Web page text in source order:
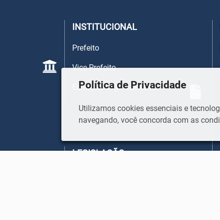
INSTITUCIONAL
Prefeito
Vice-Prefeito
Estrutura Organizacional
LEGISLAÇÃO
Política de Privacidade
Utilizamos cookies essenciais e
navegando, você concorda com as